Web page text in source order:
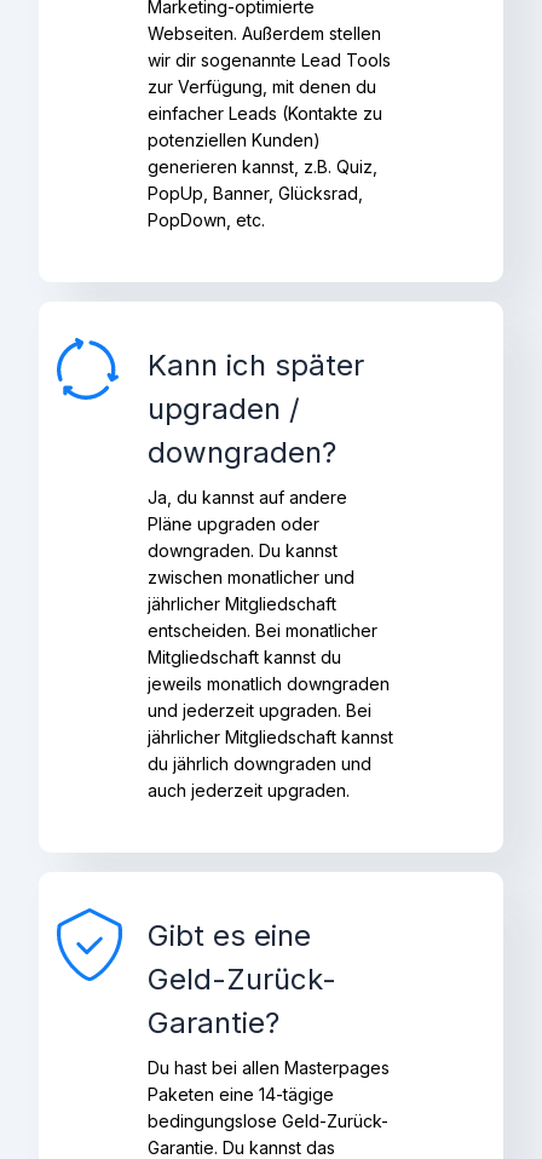
Marketing-optimierte
Webseiten. Außerdem stellen
wir dir sogenannte Lead Tools
zur Verfügung, mit denen du
einfacher Leads (Kontakte zu
potenziellen Kunden)
generieren kannst, z.B. Quiz,
PopUp, Banner, Glücksrad,
PopDown, etc.
Kann ich später
upgraden /
downgraden?
Ja, du kannst auf andere
Pläne upgraden oder
downgraden. Du kannst
zwischen monatlicher und
jährlicher Mitgliedschaft
entscheiden. Bei monatlicher
Mitgliedschaft kannst du
jeweils monatlich downgraden
und jederzeit upgraden. Bei
jährlicher Mitgliedschaft kannst
du jährlich downgraden und
auch jederzeit upgraden.
Gibt es eine
Geld-Zurück-
Garantie?
Du hast bei allen Masterpages
Paketen eine 14-tägige
bedingungslose Geld-Zurück-
Garantie. Du kannst das